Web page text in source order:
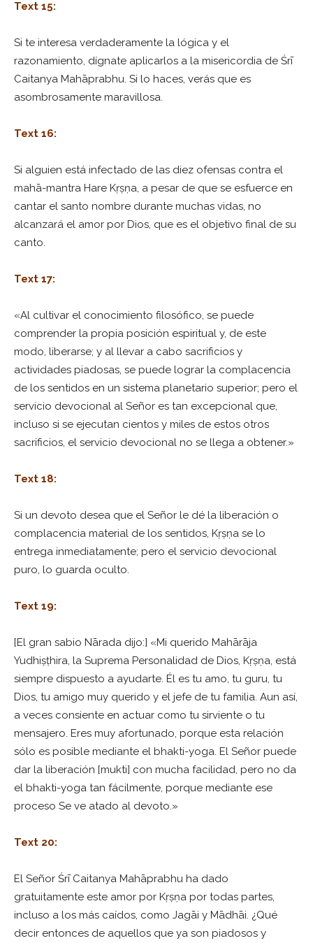
Text 15:
Si te interesa verdaderamente la lógica y el
razonamiento, dígnate aplicarlos a la misericordia de Śrī
Caitanya Mahāprabhu. Si lo haces, verás que es
asombrosamente maravillosa.
Text 16:
Si alguien está infectado de las diez ofensas contra el
mahā-mantra Hare Kṛṣṇa, a pesar de que se esfuerce en
cantar el santo nombre durante muchas vidas, no
alcanzará el amor por Dios, que es el objetivo final de su
canto.
Text 17:
«Al cultivar el conocimiento filosófico, se puede
comprender la propia posición espiritual y, de este
modo, liberarse; y al llevar a cabo sacrificios y
actividades piadosas, se puede lograr la complacencia
de los sentidos en un sistema planetario superior; pero el
servicio devocional al Señor es tan excepcional que,
incluso si se ejecutan cientos y miles de estos otros
sacrificios, el servicio devocional no se llega a obtener.»
Text 18:
Si un devoto desea que el Señor le dé la liberación o
complacencia material de los sentidos, Kṛṣṇa se lo
entrega inmediatamente; pero el servicio devocional
puro, lo guarda oculto.
Text 19:
[El gran sabio Nārada dijo:] «Mi querido Mahārāja
Yudhiṣṭhira, la Suprema Personalidad de Dios, Kṛṣṇa, está
siempre dispuesto a ayudarte. Él es tu amo, tu guru, tu
Dios, tu amigo muy querido y el jefe de tu familia. Aun así,
a veces consiente en actuar como tu sirviente o tu
mensajero. Eres muy afortunado, porque esta relación
sólo es posible mediante el bhakti-yoga. El Señor puede
dar la liberación [mukti] con mucha facilidad, pero no da
el bhakti-yoga tan fácilmente, porque mediante ese
proceso Se ve atado al devoto.»
Text 20:
El Señor Śrī Caitanya Mahāprabhu ha dado
gratuitamente este amor por Kṛṣṇa por todas partes,
incluso a los más caídos, como Jagāi y Mādhāi. ¿Qué
decir entonces de aquellos que ya son piadosos y